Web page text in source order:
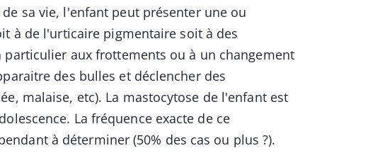
sa vie, l'enfant peut présenter une ou
à de l'urticaire pigmentaire soit à des
aux frottements ou à un changement
des bulles et déclencher des
malaise, etc). La mastocytose de l'enfant est
La fréquence exacte de ce
à déterminer (50% des cas ou plus ?).